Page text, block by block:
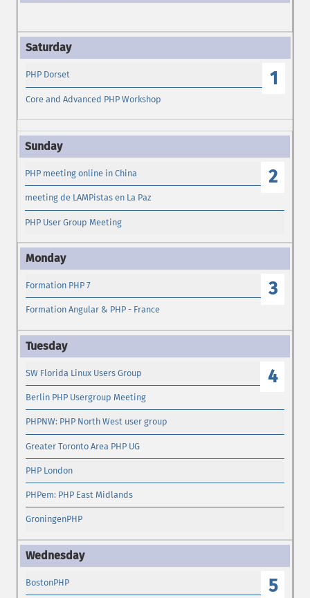
1
PHP Dorset
Core and Advanced PHP Workshop
2
PHP meeting online in China
meeting de LAMPistas en La Paz
PHP User Group Meeting
3
Formation PHP 7
Formation Angular & PHP - France
4
SW Florida Linux Users Group
Berlin PHP Usergroup Meeting
PHPNW: PHP North West user group
Greater Toronto Area PHP UG
PHP London
PHPem: PHP East Midlands
GroningenPHP
5
BostonPHP